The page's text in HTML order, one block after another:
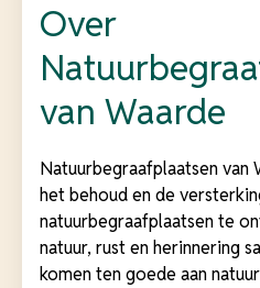
Over
van Waarde
Natuurbegraafplaatsen van
het behoud en de
natuurbegraafplaatsen te
natuur, rust en herinnering
komen ten goede aan